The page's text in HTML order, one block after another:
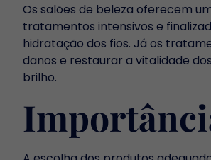
Os salões de beleza oferecem
tratamentos intensivos e
hidratação dos fios. Já os
danos e restaurar a vitalidade
brilho.